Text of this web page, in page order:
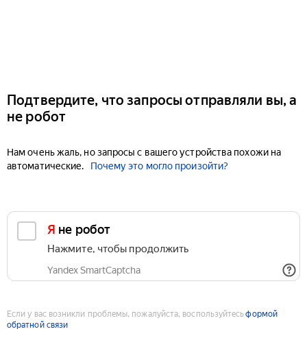
Подтвердите, что запросы отправляли вы, а
не робот
Нам очень жаль, но запросы с вашего устройства похожи на
автоматические.
Почему это могло произойти?
Я не робот
Нажмите, чтобы продолжить
Yandex SmartCaptcha
Если у вас возникли проблемы, пожалуйста, воспользуйтесьформой
обратной связи